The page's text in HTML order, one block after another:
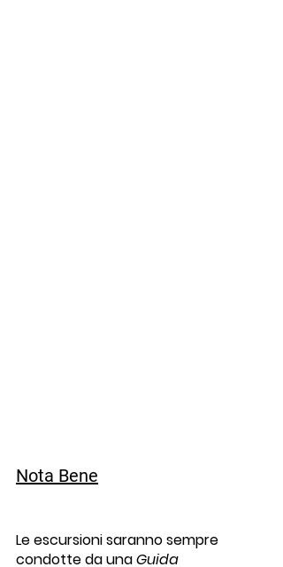
Nota Bene
Le escursioni saranno sempre
condotte da una Guida